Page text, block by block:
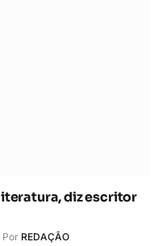
diz escritor
Por REDAÇÃO